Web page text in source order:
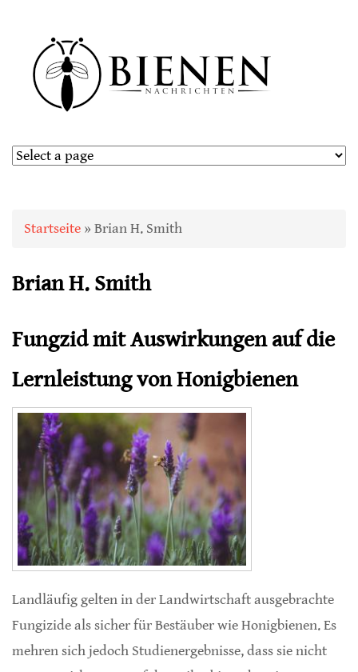
Sie sind hier
Startseite » Brian H. Smith
Brian H. Smith
Fungzid mit Auswirkungen auf die
Lernleistung von Honigbienen
Landläufig gelten in der Landwirtschaft ausgebrachte
Fungizide als sicher für Bestäuber wie Honigbienen. Es
mehren sich jedoch Studienergebnisse, dass sie nicht